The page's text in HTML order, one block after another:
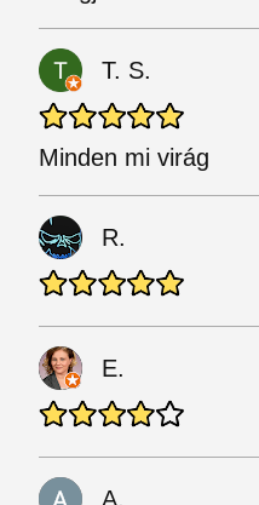
T. S.
Minden mi virág
R.
E.
A.